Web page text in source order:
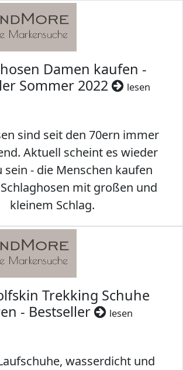
Damen kaufen -
Sommer 2022
lesen
sind seit den 70ern immer
Aktuell scheint es wieder
sein - die Menschen kaufen
mit großen und
kleinem Schlag.
Trekking Schuhe
- Bestseller
lesen
wasserdicht und